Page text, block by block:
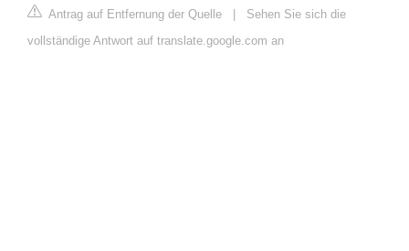
Antrag auf Entfernung der Quelle
Sehen Sie sich die
vollständige Antwort auf translate.google.com an